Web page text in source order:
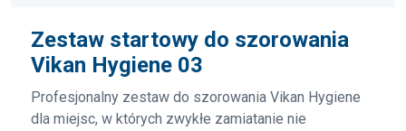
Zestaw startowy do szorowania
Vikan Hygiene 03
Profesjonalny zestaw do szorowania Vikan Hygiene
dla miejsc, w których zwykłe zamiatanie nie